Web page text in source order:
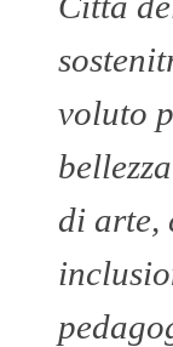
voluto
di arte,